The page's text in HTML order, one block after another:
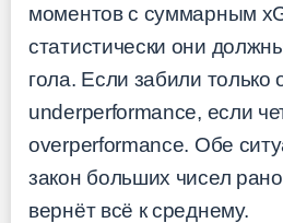
моментов с суммарным
статистически они
гола. Если забили
underperformance, если
overperformance. Обе
закон больших чисел
вернёт всё к среднему.